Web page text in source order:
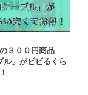
３００円商品
ル」がビビるくら